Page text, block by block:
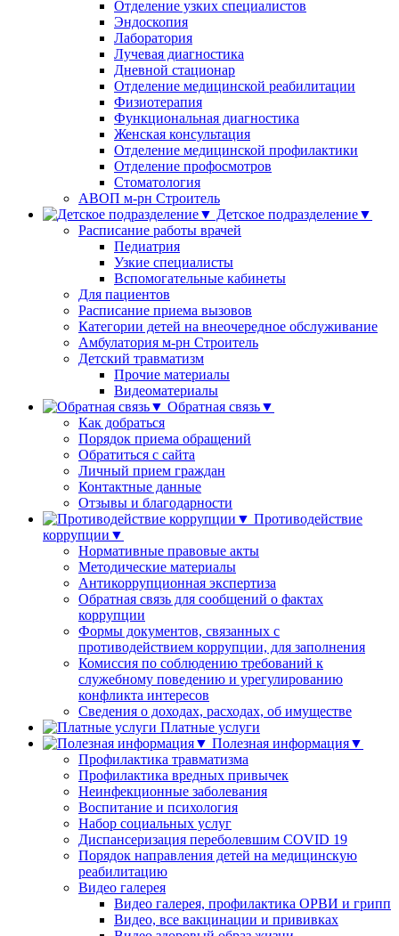
Отделение узких специалистов
Эндоскопия
Лаборатория
Лучевая диагностика
Дневной стационар
Отделение медицинской реабилитации
Физиотерапия
Функциональная диагностика
Женская консультация
Отделение медицинской профилактики
Отделение профосмотров
Стоматология
АВОП м-рн Строитель
Детское подразделение▼
Расписание работы врачей
Педиатрия
Узкие специалисты
Вспомогательные кабинеты
Для пациентов
Расписание приема вызовов
Категории детей на внеочередное обслуживание
Амбулатория м-рн Строитель
Детский травматизм
Прочие материалы
Видеоматериалы
Обратная связь▼
Как добраться
Порядок приема обращений
Обратиться с сайта
Личный прием граждан
Контактные данные
Отзывы и благодарности
Противодействие
коррупции▼
Нормативные правовые акты
Методические материалы
Антикоррупционная экспертиза
Обратная связь для сообщений о фактах
коррупции
Формы документов, связанных с
противодействием коррупции, для заполнения
Комиссия по соблюдению требований к
служебному поведению и урегулированию
конфликта интересов
Сведения о доходах, расходах, об имуществе
Платные услуги
Полезная информация▼
Профилактика травматизма
Профилактика вредных привычек
Неинфекционные заболевания
Воспитание и психология
Набор социальных услуг
Диспансеризация переболевшим COVID 19
Порядок направления детей на медицинскую
реабилитацию
Видео галерея
Видео галерея, профилактика ОРВИ и грипп
Видео, все вакцинации и прививках